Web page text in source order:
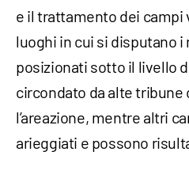
e il trattamento dei campi
luoghi in cui si disputano
posizionati sotto il livello
circondato da alte tribune
l’areazione, mentre altri
arieggiati e possono